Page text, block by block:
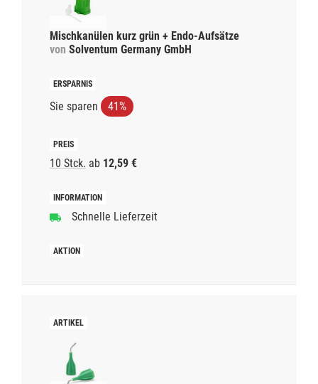
Mischkanülen kurz grün + Endo-Aufsätze
von Solventum Germany GmbH
Sie sparen 41%
10 Stck. ab 12,59 €
Schnelle Lieferzeit